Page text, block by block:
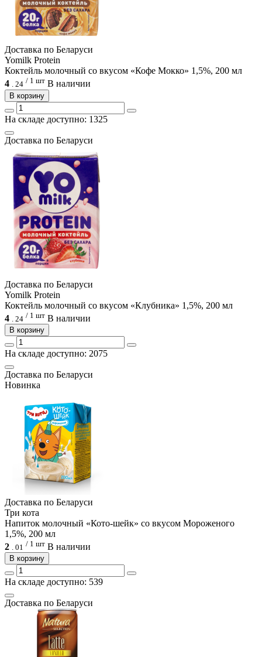
Доcтавка по Беларуси
Yomilk Protein
Коктейль молочный со вкусом «Кофе Мокко» 1,5%, 200 мл
4 . 24 / 1 шт В наличии
В корзину
На складе доступно: 1325
Доcтавка по Беларуси
Доcтавка по Беларуси
Yomilk Protein
Коктейль молочный со вкусом «Клубника» 1,5%, 200 мл
4
24 / 1 шт В наличии
В корзину
На складе доступно: 2075
Доcтавка по Беларуси
Новинка
Доcтавка по Беларуси
Три кота
Напиток молочный «Кото-шейк» со вкусом Мороженого
1,5%, 200 мл
2 . 01 / 1 шт В наличии
В корзину
На складе доступно: 539
Доcтавка по Беларуси